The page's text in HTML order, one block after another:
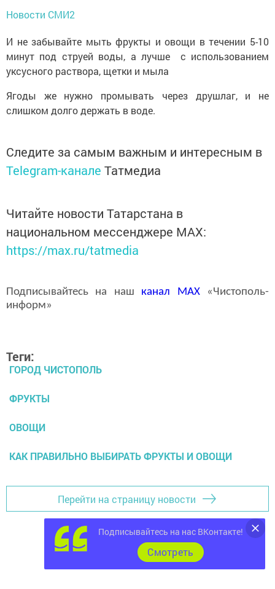
Новости СМИ2
И не забывайте мыть фрукты и овощи в течении 5-10
минут под струей воды, а лучше с использованием
уксусного раствора, щетки и мыла
Ягоды же нужно промывать через друшлаг, и не
слишком долго держать в воде.
Следите за самым важным и интересным в
Telegram-канале Татмедиа
Читайте новости Татарстана в
национальном мессенджере MАХ:
https://max.ru/tatmedia
Подписывайтесь на наш канал MAX«Чистополь-
информ»
Теги:
ГОРОД ЧИСТОПОЛЬ
ФРУКТЫ
ОВОЩИ
КАК ПРАВИЛЬНО ВЫБИРАТЬ ФРУКТЫ И ОВОЩИ
Перейти на страницу новости
Подписывайтесь на нас ВКонтакте!
Cмотреть